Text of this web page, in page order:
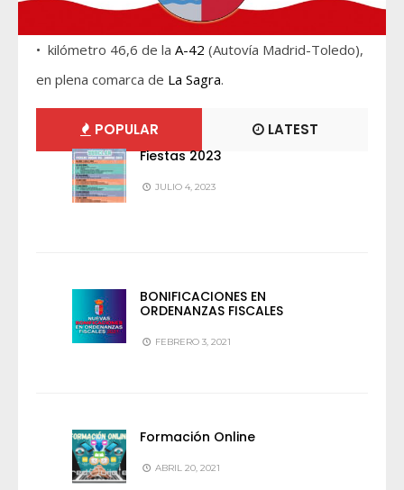
• kilómetro 46,6 de la A-42 (Autovía Madrid-Toledo),
en plena comarca de La Sagra.
POPULAR LATEST
Fiestas 2023
JULIO 4, 2023
BONIFICACIONES EN
ORDENANZAS FISCALES
FEBRERO 3, 2021
Formación Online
ABRIL 20, 2021